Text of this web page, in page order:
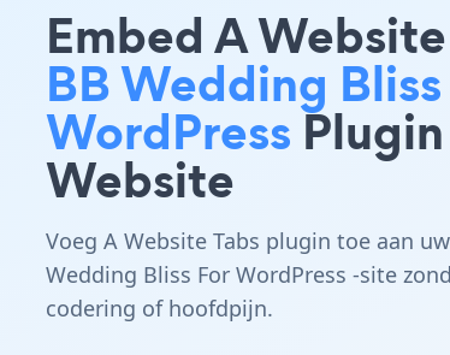
Embed A
BB Wedding
WordPress
Website
Voeg A Website Tabs plugin toe aan
Wedding Bliss For WordPress -site
codering of hoofdpijn.